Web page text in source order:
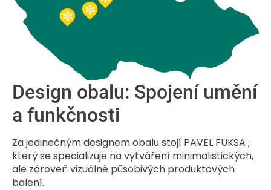
Design obalu: Spojení umění
a funkčnosti
Za jedinečným designem obalu stojí PAVEL FUKSA ,
který se specializuje na vytváření minimalistických,
ale zároveň vizuálně působivých produktových
balení.